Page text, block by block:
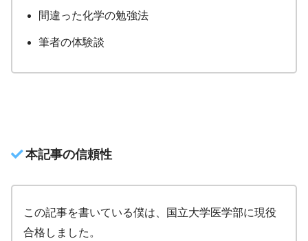
間違った化学の勉強法
筆者の体験談
本記事の信頼性
この記事を書いている僕は、国立大学医学部に現役
合格しました。